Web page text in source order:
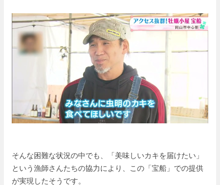
そんな困難な状況の中でも、「美味しいカキを届けたい」
という漁師さんたちの協力により、この「宝船」での提供
が実現したそうです。